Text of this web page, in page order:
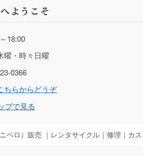
ようこそ
18:00
曜・時々日曜
0366
ちらからどうぞ
プで見る
ベロ）販売 ｜レンタサイクル｜修理｜カ